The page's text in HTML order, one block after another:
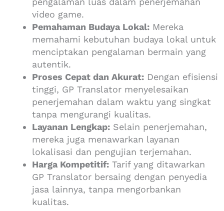
video game.
Pemahaman Budaya Lokal: Mereka
memahami kebutuhan budaya lokal untuk
menciptakan pengalaman bermain yang
autentik.
Proses Cepat dan Akurat: Dengan efisiensi
tinggi, GP Translator menyelesaikan
penerjemahan dalam waktu yang singkat
tanpa mengurangi kualitas.
Layanan Lengkap: Selain penerjemahan,
mereka juga menawarkan layanan
lokalisasi dan pengujian terjemahan.
Harga Kompetitif: Tarif yang ditawarkan
GP Translator bersaing dengan penyedia
jasa lainnya, tanpa mengorbankan
kualitas.